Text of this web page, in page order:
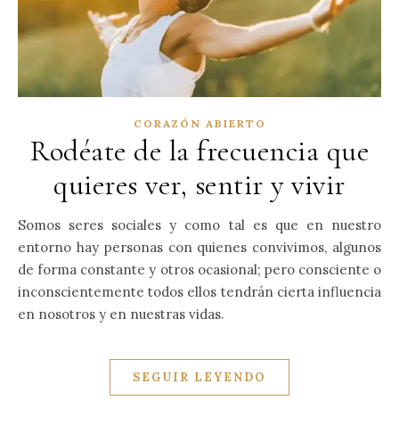
CORAZÓN ABIERTO
Rodéate de la frecuencia que
quieres ver, sentir y vivir
Somos seres sociales y como tal es que en nuestro
entorno hay personas con quienes convivimos, algunos
de forma constante y otros ocasional; pero consciente o
inconscientemente todos ellos tendrán cierta influencia
en nosotros y en nuestras vidas.
SEGUIR LEYENDO